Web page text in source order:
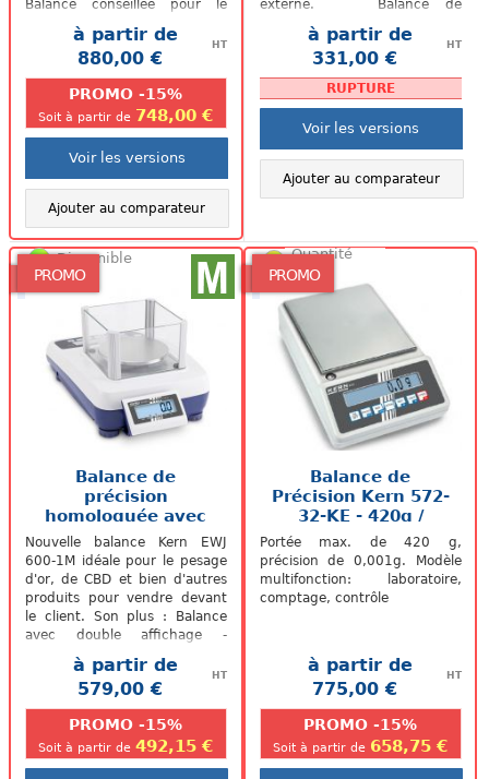
Balance conseillée pour le
dosage grâce à un temps
à partir de
880,00 €
HT
PROMO -15%
Soit à partir de 748,00 €
Voir les versions
Ajouter au comparateur
externe. Balance de
précision BAP de Baxtran
(homologuée selon...
à partir de
331,00 €
HT
RUPTURE
Voir les versions
Ajouter au comparateur
PROMO
Disponible
Balance de
précision
homologuée avec
double affichage
EWJ...
Nouvelle balance Kern EWJ
600-1M idéale pour le pesage
d'or, de CBD et bien d'autres
produits pour vendre devant
le client. Son plus : Balance
avec double affichage -
Pratique pour la pesée
devant...à partir de
579,00 €
HT
PROMO -15%
Soit à partir de492,15 €
PROMO
Quantité
faible
Balance de
Précision Kern 572-
32-KE - 420g /
0.001g
Portée max. de 420 g,
précision de 0,001g. Modèle
multifonction: laboratoire,
comptage, contrôle
à partir de
775,00 €
HT
PROMO -15%
Soit à partir de 658,75 €